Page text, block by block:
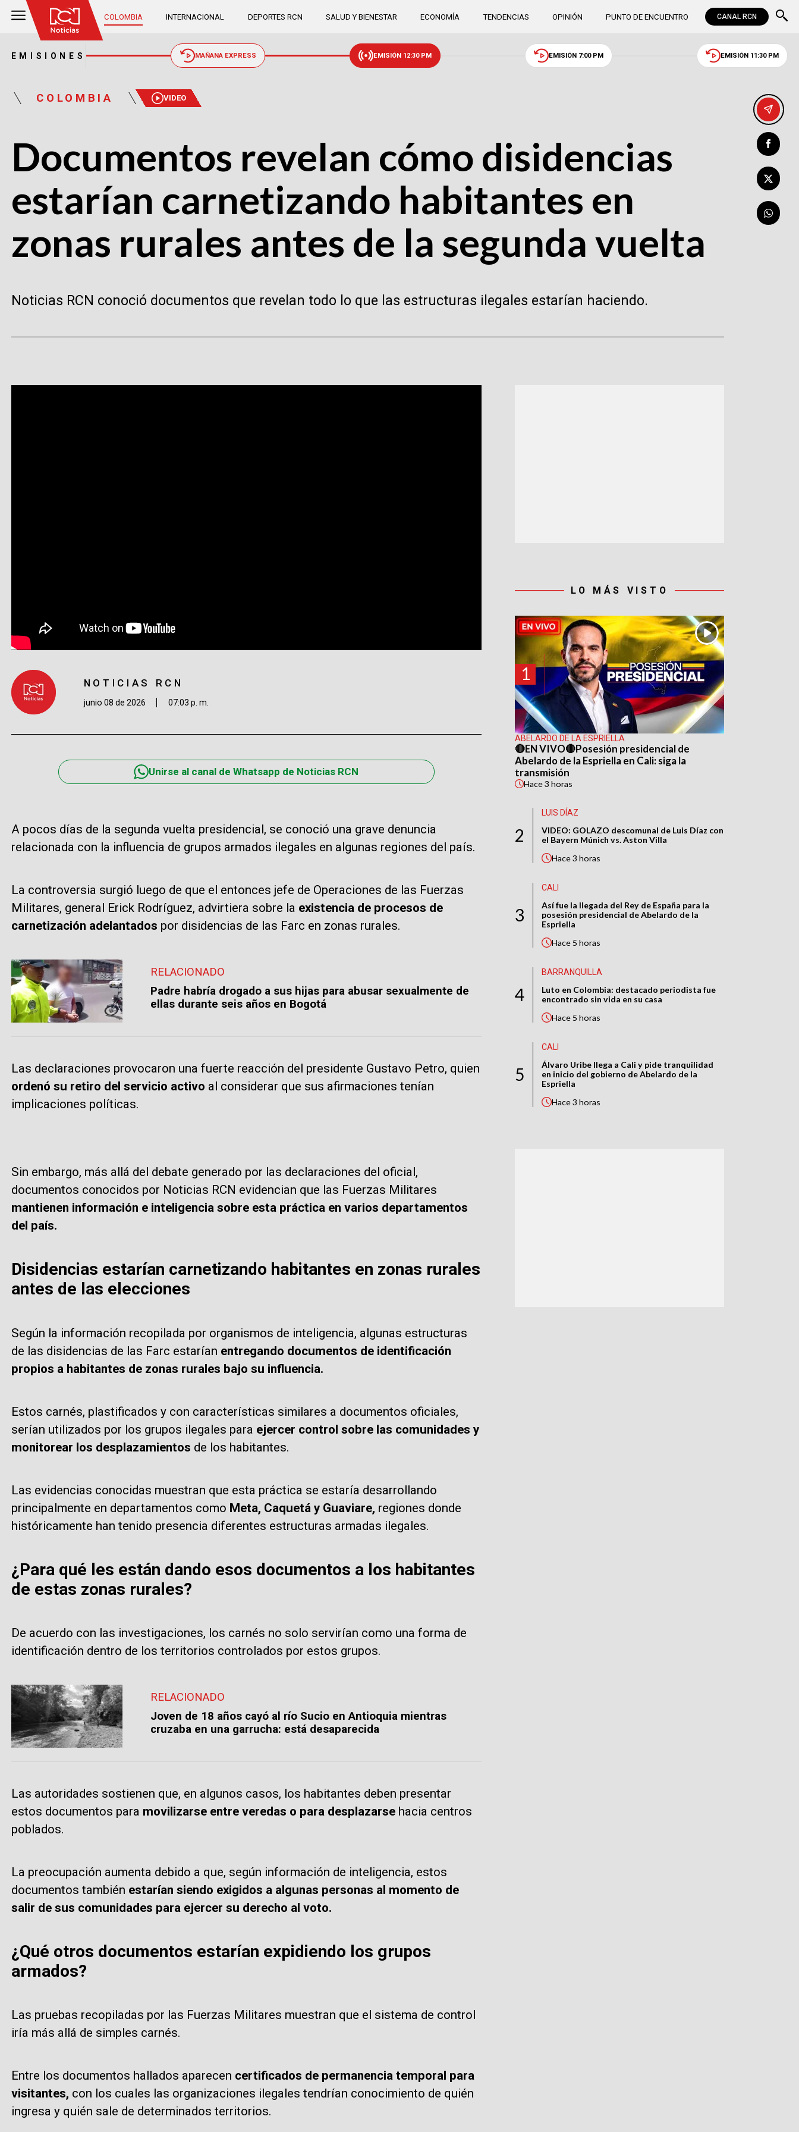
COLOMBIA INTERNACIONAL DEPORTES RCN SALUD Y BIENESTAR ECONOMÍA TENDENCIAS OPINIÓN PUNTO DE ENCUENTRO CANAL RCN
EMISIONES MAÑANA EXPRESS EMISIÓN 12:30 PM EMISIÓN 7:00 PM EMISIÓN 11:30 PM
COLOMBIA VIDEO
Documentos revelan cómo disidencias
estarían carnetizando habitantes en
zonas rurales antes de la segunda vuelta
Noticias RCN conoció documentos que revelan todo lo que las estructuras ilegales estarían haciendo.
NOTICIAS RCN
junio 08 de 2026 07:03 p. m.
Unirse al canal de Whatsapp de Noticias RCN
A pocos días de la segunda vuelta presidencial, se conoció una grave denuncia
relacionada con la influencia de grupos armados ilegales en algunas regiones del país.
La controversia surgió luego de que el entonces jefe de Operaciones de las Fuerzas
Militares, general Erick Rodríguez, advirtiera sobre la existencia de procesos de
carnetización adelantados por disidencias de las Farc en zonas rurales.
RELACIONADO
Padre habría drogado a sus hijas para abusar sexualmente de
ellas durante seis años en Bogotá
Las declaraciones provocaron una fuerte reacción del presidente Gustavo Petro, quien
ordenó su retiro del servicio activo al considerar que sus afirmaciones tenían
implicaciones políticas.
Sin embargo, más allá del debate generado por las declaraciones del oficial,
documentos conocidos por Noticias RCN evidencian que las Fuerzas Militares
mantienen información e inteligencia sobre esta práctica en varios departamentos
del país.
Disidencias estarían carnetizando habitantes en zonas rurales
antes de las elecciones
Según la información recopilada por organismos de inteligencia, algunas estructuras
de las disidencias de las Farc estarían entregando documentos de identificación
propios a habitantes de zonas rurales bajo su influencia.
Estos carnés, plastificados y con características similares a documentos oficiales,
serían utilizados por los grupos ilegales para ejercer control sobre las comunidades y
monitorear los desplazamientos de los habitantes.
Las evidencias conocidas muestran que esta práctica se estaría desarrollando
principalmente en departamentos como Meta, Caquetá y Guaviare, regiones donde
históricamente han tenido presencia diferentes estructuras armadas ilegales.
¿Para qué les están dando esos documentos a los habitantes
de estas zonas rurales?
De acuerdo con las investigaciones, los carnés no solo servirían como una forma de
identificación dentro de los territorios controlados por estos grupos.
RELACIONADO
Joven de 18 años cayó al río Sucio en Antioquia mientras
cruzaba en una garrucha: está desaparecida
Las autoridades sostienen que, en algunos casos, los habitantes deben presentar
estos documentos para movilizarse entre veredas o para desplazarsehacia centros
poblados.
La preocupación aumenta debido a que, según información de inteligencia, estos
documentos también estarían siendo exigidos a algunas personas al momento de
salir de sus comunidades para ejercer su derecho al voto.
¿Qué otros documentos estarían expidiendo los grupos
armados?
Las pruebas recopiladas por las Fuerzas Militares muestran que el sistema de control
iría más allá de simples carnés.
Entre los documentos hallados aparecen certificados de permanencia temporal para
visitantes, con los cuales las organizaciones ilegales tendrían conocimiento de quién
ingresa y quién sale de determinados territorios.
LO MÁS VISTO
1
ABELARDO DE LA ESPRIELLA
🔴EN VIVO🔴Posesión presidencial de
Abelardo de la Espriella en Cali: siga la
transmisión
Hace3 horas
2
LUIS DÍAZ
VIDEO: GOLAZO descomunal de Luis Díaz con
el Bayern Múnich vs. Aston Villa
Hace3 horas
3
CALI
Así fue la llegada del Rey de España para la
posesión presidencial de Abelardo de la
Espriella
Hace 5 horas
4
BARRANQUILLA
Luto en Colombia: destacado periodista fue
encontrado sin vida en su casa
Hace 5 horas
5
CALI
Álvaro Uribe llega a Cali y pide tranquilidad
en inicio del gobierno de Abelardo de la
Espriella
Hace3 horas